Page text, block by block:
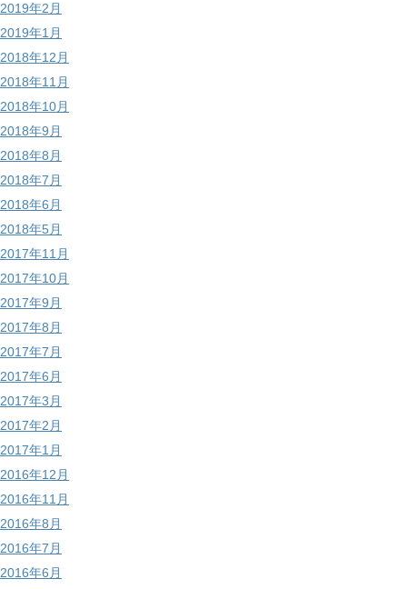
2019年2月
2019年1月
2018年12月
2018年11月
2018年10月
2018年9月
2018年8月
2018年7月
2018年6月
2018年5月
2017年11月
2017年10月
2017年9月
2017年8月
2017年7月
2017年6月
2017年3月
2017年2月
2017年1月
2016年12月
2016年11月
2016年8月
2016年7月
2016年6月